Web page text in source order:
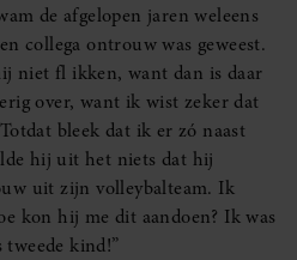
de afgelopen jaren weleens
collega ontrouw was geweest.
niet fl ikken, want dan is daar
over, want ik wist zeker dat
bleek dat ik er zó naast
hij uit het niets dat hij
uit zijn volleybalteam. Ik
kon hij me dit aandoen? Ik was
tweede kind!”